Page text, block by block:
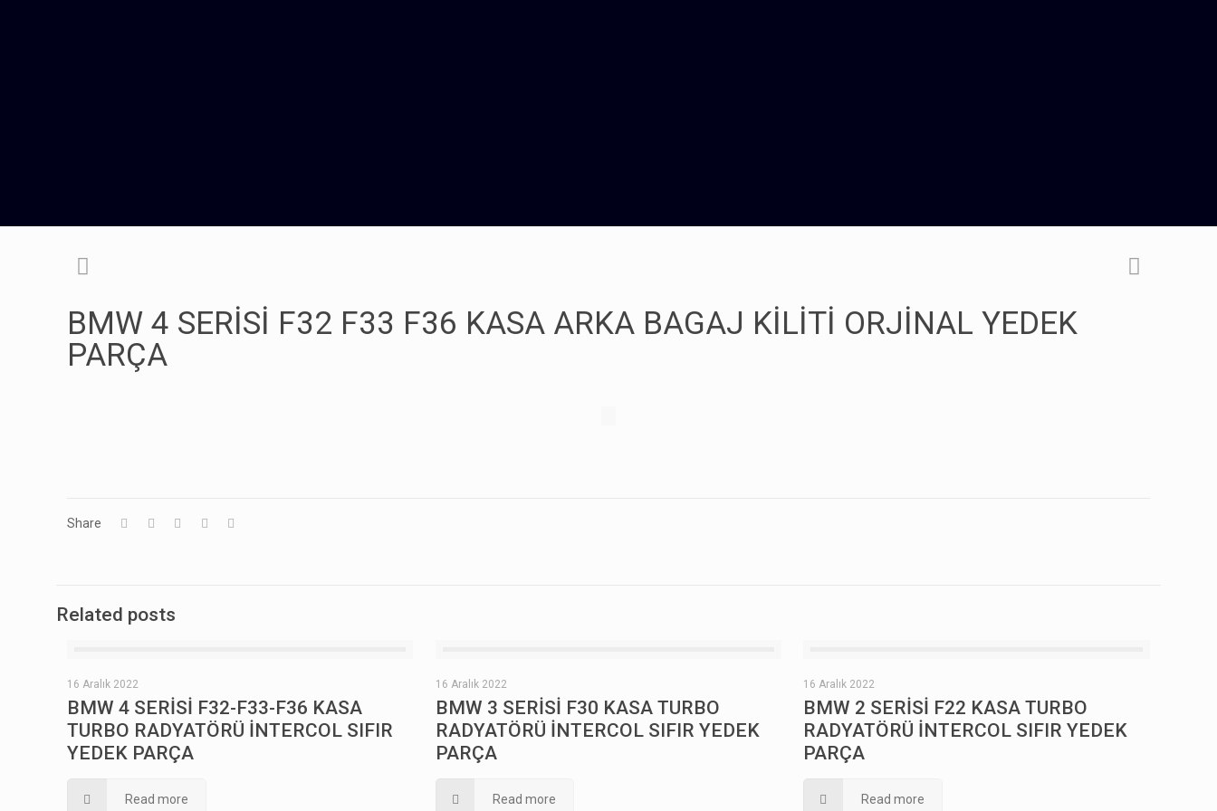
BMW 4 SERİSİ F32 F33 F36 KASA ARKA BAGAJ KİLİTİ ORJİNAL YEDEK
PARÇA
Share
Related posts
16 Aralık 2022
BMW 4 SERİSİ F32-F33-F36 KASA
TURBO RADYATÖRÜ İNTERCOL SIFIR
YEDEK PARÇA
Read more
16 Aralık 2022
BMW 3 SERİSİ F30 KASA TURBO
RADYATÖRÜ İNTERCOL SIFIR YEDEK
PARÇA
Read more
16 Aralık 2022
BMW 2 SERİSİ F22 KASA TURBO
RADYATÖRÜ İNTERCOL SIFIR YEDEK
PARÇA
Read more